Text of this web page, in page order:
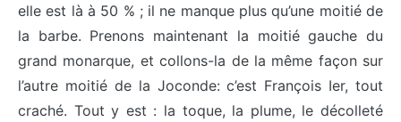
elle est là à 50 % ; il ne manque plus qu’une moitié de
la barbe. Prenons maintenant la moitié gauche du
grand monarque, et collons-la de la même façon sur
l’autre moitié de la Joconde: c’est François Ier, tout
craché. Tout y est : la toque, la plume, le décolleté